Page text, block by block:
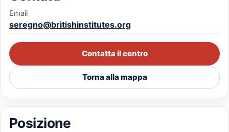
Email
seregno@britishinstitutes.org
Contatta il centro
Torna alla mappa
Posizione